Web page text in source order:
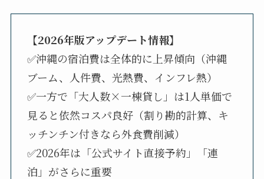
【2026年版アップデート情報】
✅沖縄の宿泊費は全体的に上昇傾向（沖縄
ブーム、人件費、光熱費、インフレ熱）
✅一方で「大人数×一棟貸し」は1人単価で
見ると依然コスパ良好（割り勘的計算、キ
ッチンチン付きなら外食費削減）
✅2026年は「公式サイト直接予約」「連
泊」がさらに重要